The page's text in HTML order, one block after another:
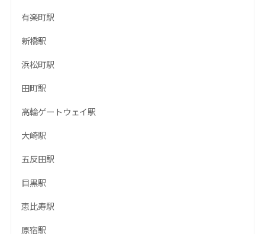
有楽町駅
新橋駅
浜松町駅
田町駅
高輪ゲートウェイ駅
大崎駅
五反田駅
目黒駅
恵比寿駅
原宿駅